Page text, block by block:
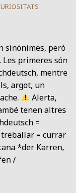
sinònimes, però
primeres són
mentre
argot, un
Alerta,
tenen altres
=
treballar = currar
*der Karren,
/